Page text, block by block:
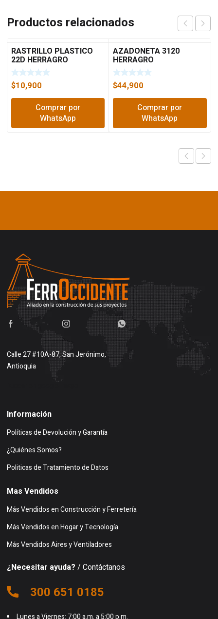
Productos relacionados
RASTRILLO PLASTICO
22D HERRAGRO
$10,900
Comprar por
WhatsApp
AZADONETA 3120
HERRAGRO
$44,900
Comprar por
WhatsApp
Calle 27 #10A-87, San Jerónimo,
Antioquia
Información
Políticas de Devolución y Garantía
¿Quiénes Somos?
Politicas de Tratamiento de Datos
Mas Vendidos
Más Vendidos en Construcción y Ferretería
Más Vendidos en Hogar y Tecnología
Más Vendidos Aires y Ventiladores
¿Necesitar ayuda? / Contáctanos
300 651 0185
Lunes a Viernes: 7:00 a.m. a 5:00 p.m.